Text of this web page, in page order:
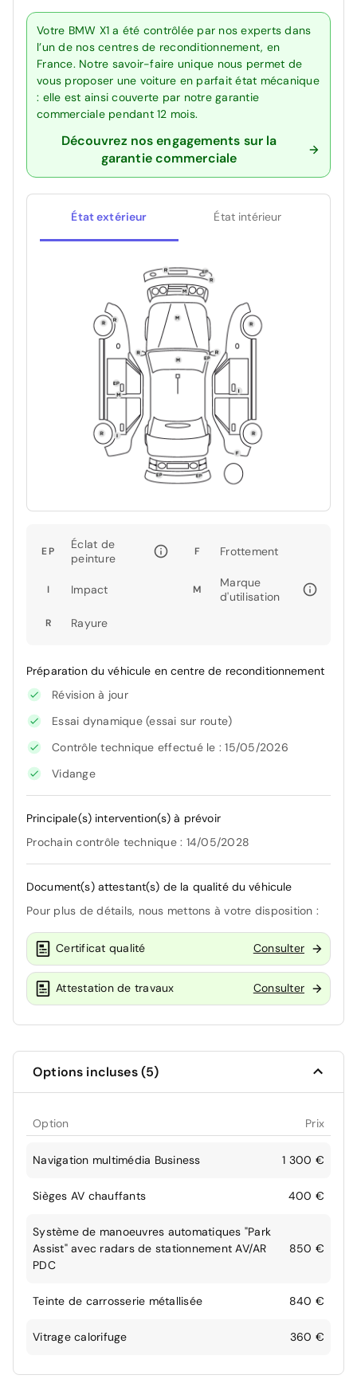
Votre BMW X1 a été contrôlée par nos experts dans
l’un de nos centres de reconditionnement, en
France. Notre savoir-faire unique nous permet de
vous proposer une voiture en parfait état mécanique
: elle est ainsi couverte par notre garantie
commerciale pendant 12 mois.
Découvrez nos engagements sur la
garantie commerciale
État extérieur État intérieur
EP
Éclat de
peinture
F Frottement
I Impact M
Marque
d'utilisation
R Rayure
Préparation du véhicule en centre de reconditionnement
Révision à jour
Essai dynamique (essai sur route)
Contrôle technique effectué le : 15/05/2026
Vidange
Principale(s) intervention(s) à prévoir
Prochain contrôle technique : 14/05/2028
Document(s) attestant(s) de la qualité du véhicule
Pour plus de détails, nous mettons à votre disposition :
Certificat qualité Consulter
Attestation de travaux Consulter
Options incluses (5)
Option Prix
Navigation multimédia Business 1 300 €
Sièges AV chauffants 400 €
Système de manoeuvres automatiques "Park
Assist" avec radars de stationnement AV/AR
PDC
850 €
Teinte de carrosserie métallisée 840 €
Vitrage calorifuge 360 €